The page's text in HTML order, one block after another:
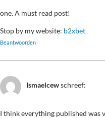
one. A must read post!
Stop by my website: b2xbet
Beantwoorden
Ismaelcewschreef:
I think everything published was